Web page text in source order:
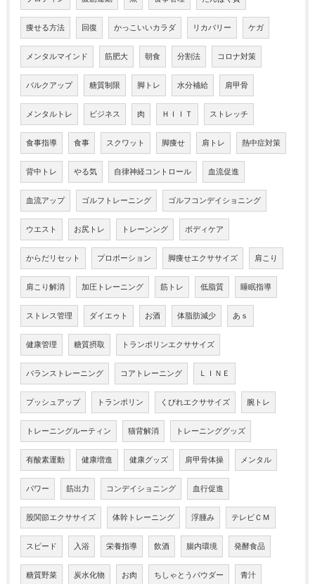
痩せる方法 回復 かっこいいカラダ リカバリー ケガ
メンタルマインド 筋肥大 朝食 分割法 コロナ対策
バルクアップ 糖質制限 脚トレ 水分補給 肩甲骨
メンタルトレ ビジネス 肉 ＨＩＩＴ ストレッチ
食事指導 食事 スクワット 脚痩せ 肩トレ 熱中症対策
背中トレ やる気 自律神経コントロール 血流促進
血流アップ ゴルフトレーニング ゴルフコンデイショニング
ウエスト お尻トレ トレーンング ボディケア
からだリセット プロポーション 脚痩せエクササイズ 肩こり
肩こり解消 加圧トレーニング 筋トレ 低脂質 睡眠指導
ストレス管理 ダイエゥト お酒 体脂肪減少 あｓ
健康管理 糖質摂取 トランポリンエクササイズ
バランストレーニング コアトレーニング ＬＩＮＥ
プッシュアップ トランポリン くびれエクササイズ 腕トレ
トレーニングルーティン 猫背解消 トレーニンググッズ
有酸素運動 健康増進 健康グッズ 肩甲骨体操 メンタル
パワー 筋出力 コンデイショニング 血行促進
股関節エクササイズ 体幹トレーニング 浮腫み テレビＣＭ
スピード 入浴 栄養指導 飲酒 腸内環境 発酵食品
糖質野菜 炭水化物 お肉 ちしゃとうパウダー 青汁